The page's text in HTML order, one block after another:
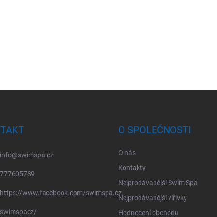
info@swimspa.cz
777605789
https://www.facebook.com/swimspa.cz
swimspacz/
O SPOLEČNOSTI
O nás
Kontakty
Nejprodávanější Swim Spa
Nejprodávanější vířivky
Hodnocení obchodu